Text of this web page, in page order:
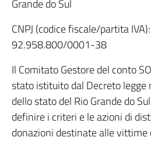
Grande do Sul
CNPJ (codice fiscale/partita IVA):
92.958.800/0001-38
Il Comitato Gestore del conto
stato istituito dal Decreto legge
dello stato del Rio Grande do
definire i criteri e le azioni di
donazioni destinate alle vittime